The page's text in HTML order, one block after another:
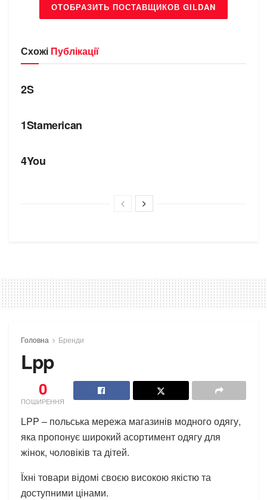
ОТОБРАЗИТЬ ПОСТАВЩИКОВ GILDAN
Схожі Публікації
БРЕНДИ
2S
1Stamerican
4You
Головна Бренди
Lpp
0
ПОШИРЕННЯ
LPP – польська мережа магазинів модного одягу,
яка пропонує широкий асортимент одягу для
жінок, чоловіків та дітей.
Їхні товари відомі своєю високою якістю та
доступними цінами.